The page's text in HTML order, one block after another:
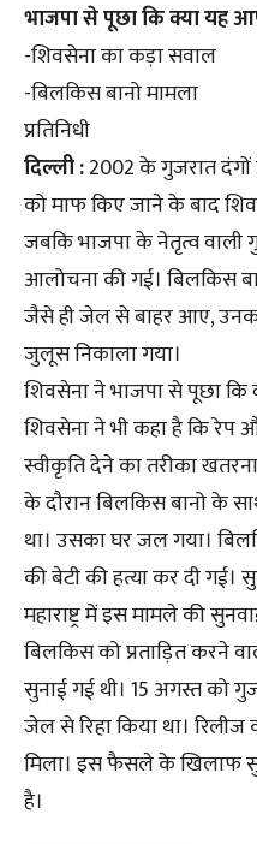
भाजपा से पूछा कि क्या यह
-शिवसेना का कड़ा सवाल
-बिलकिस बानो मामला
प्रतिनिधी
दिल्ली :2002 के गुजरात
को माफ किए जाने के बाद
जबकि भाजपा के नेतृत्व वाली
आलोचना की गई। बिलकिस
जैसे ही जेल से बाहर आए,
जुलूस निकाला गया।
शिवसेना ने भाजपा से पूछा कि
शिवसेना ने भी कहा है कि रेप
स्वीकृति देने का तरीका
के दौरान बिलकिस बानो के
था। उसका घर जल गया।
की बेटी की हत्या कर दी गई।
महाराष्ट्र में इस मामले की
बिलकिस को प्रताड़ित करने
सुनाई गई थी। 15 अगस्त को
जेल से रिहा किया था।
मिला। इस फैसले के खिलाफ
है।